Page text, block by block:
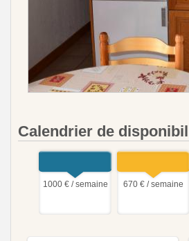
Calendrier de
1000 € / semaine 670 € / semaine